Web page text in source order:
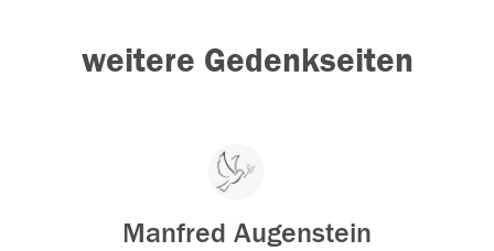
weitere Gedenkseiten
Manfred Augenstein